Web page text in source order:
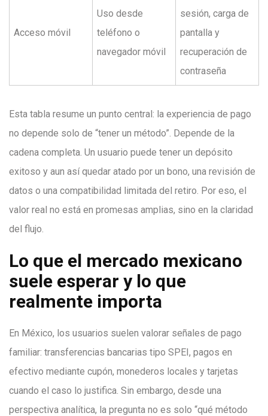
Acceso móvil
Uso desde
teléfono o
navegador móvil
sesión, carga de
pantalla y
recuperación de
contraseña
Esta tabla resume un punto central: la experiencia de pago
no depende solo de “tener un método”. Depende de la
cadena completa. Un usuario puede tener un depósito
exitoso y aun así quedar atado por un bono, una revisión de
datos o una compatibilidad limitada del retiro. Por eso, el
valor real no está en promesas amplias, sino en la claridad
del flujo.
Lo que el mercado mexicano
suele esperar y lo que
realmente importa
En México, los usuarios suelen valorar señales de pago
familiar: transferencias bancarias tipo SPEI, pagos en
efectivo mediante cupón, monederos locales y tarjetas
cuando el caso lo justifica. Sin embargo, desde una
perspectiva analítica, la pregunta no es solo “qué método